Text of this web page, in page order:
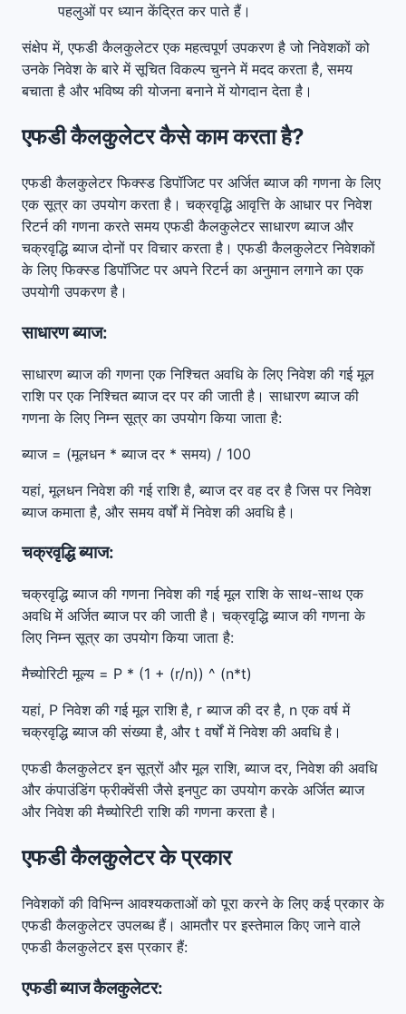
पहलुओं पर ध्यान केंद्रित कर पाते हैं।
संक्षेप में, एफडी कैलकुलेटर एक महत्वपूर्ण उपकरण है जो निवेशकों को
उनके निवेश के बारे में सूचित विकल्प चुनने में मदद करता है, समय
बचाता है और भविष्य की योजना बनाने में योगदान देता है।
एफडी कैलकुलेटर कैसे काम करता है?
एफडी कैलकुलेटर फिक्स्ड डिपॉजिट पर अर्जित ब्याज की गणना के लिए
एक सूत्र का उपयोग करता है। चक्रवृद्धि आवृत्ति के आधार पर निवेश
रिटर्न की गणना करते समय एफडी कैलकुलेटर साधारण ब्याज और
चक्रवृद्धि ब्याज दोनों पर विचार करता है। एफडी कैलकुलेटर निवेशकों
के लिए फिक्स्ड डिपॉजिट पर अपने रिटर्न का अनुमान लगाने का एक
उपयोगी उपकरण है।
साधारण ब्याज:
साधारण ब्याज की गणना एक निश्चित अवधि के लिए निवेश की गई मूल
राशि पर एक निश्चित ब्याज दर पर की जाती है। साधारण ब्याज की
गणना के लिए निम्न सूत्र का उपयोग किया जाता है:
ब्याज = (मूलधन * ब्याज दर * समय) / 100
यहां, मूलधन निवेश की गई राशि है, ब्याज दर वह दर है जिस पर निवेश
ब्याज कमाता है, और समय वर्षों में निवेश की अवधि है।
चक्रवृद्धि ब्याज:
चक्रवृद्धि ब्याज की गणना निवेश की गई मूल राशि के साथ-साथ एक
अवधि में अर्जित ब्याज पर की जाती है। चक्रवृद्धि ब्याज की गणना के
लिए निम्न सूत्र का उपयोग किया जाता है:
मैच्योरिटी मूल्य = P * (1 + (r/n)) ^ (n*t)
यहां, P निवेश की गई मूल राशि है, r ब्याज की दर है, n एक वर्ष में
चक्रवृद्धि ब्याज की संख्या है, और t वर्षों में निवेश की अवधि है।
एफडी कैलकुलेटर इन सूत्रों और मूल राशि, ब्याज दर, निवेश की अवधि
और कंपाउंडिंग फ्रीक्वेंसी जैसे इनपुट का उपयोग करके अर्जित ब्याज
और निवेश की मैच्योरिटी राशि की गणना करता है।
एफडी कैलकुलेटर के प्रकार
निवेशकों की विभिन्न आवश्यकताओं को पूरा करने के लिए कई प्रकार के
एफडी कैलकुलेटर उपलब्ध हैं। आमतौर पर इस्तेमाल किए जाने वाले
एफडी कैलकुलेटर इस प्रकार हैं:
एफडी ब्याज कैलकुलेटर: